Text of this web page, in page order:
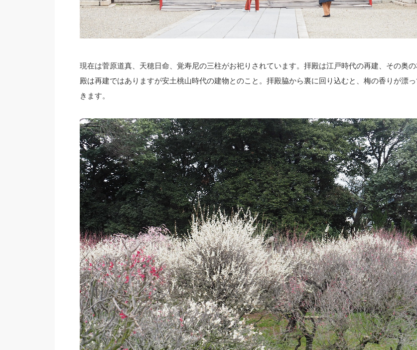
現在は菅原道真、天穂日命、覚寿尼の三柱がお祀りされています。拝殿は江戸時代の再建、その奥の
殿は再建ではありますが安土桃山時代の建物とのこと。拝殿脇から裏に回り込むと、梅の香りが漂っ
きます。